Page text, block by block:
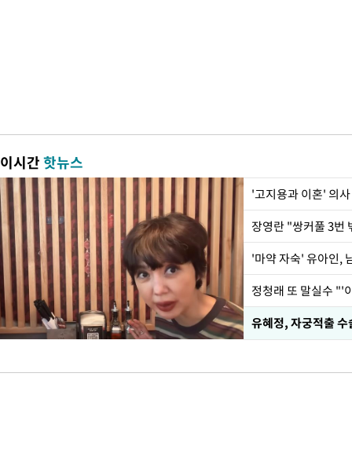
이시간핫뉴스
'고지용과 이혼' 의
'마약 자숙' 유아인,
정청래 또 말실수
유혜정, 자궁적출